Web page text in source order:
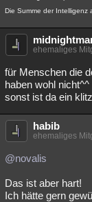
Die Summe der Intelligenz
ehemaliges
für Menschen die
haben wohl nicht^^
sonst ist da ein
habib
ehemaliges
@novalis
Das ist aber hart!
Ich hätte gern